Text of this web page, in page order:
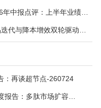
光大证券-百隆东方-601339-2026年中报点评：上半年业绩表现高增，国内外产能均有亮眼表现-260807
：再谈超节点-260724